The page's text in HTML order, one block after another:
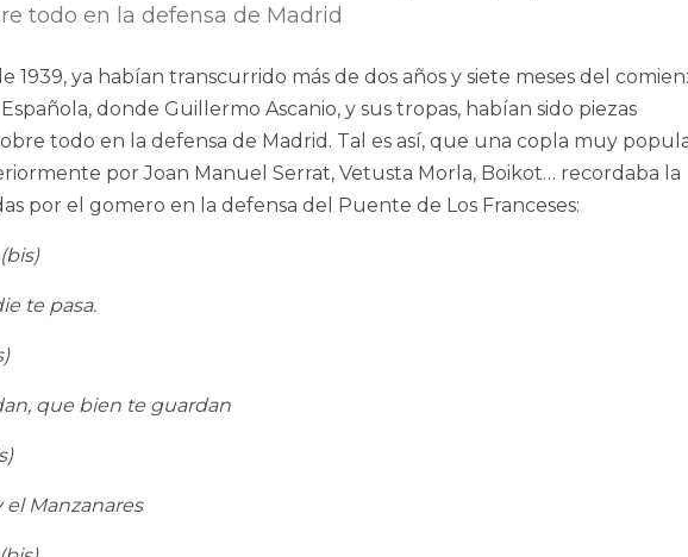
todo en la defensa de Madrid
1939, ya habían transcurrido más de dos años y siete meses del
donde Guillermo Ascanio, y sus tropas, habían sido piezas
todo en la defensa de Madrid. Tal es así, que una copla muy
por Joan Manuel Serrat, Vetusta Morla, Boikot… recordaba la
por el gomero en la defensa del Puente de Los Franceses:
te pasa.
que bien te guardan
el Manzanares